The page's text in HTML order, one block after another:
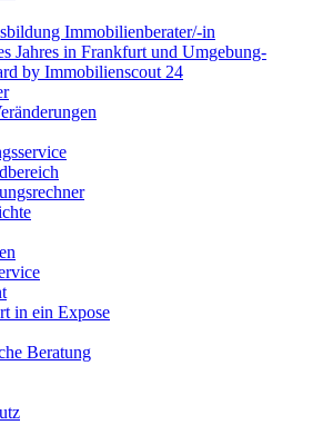
Immobilienberater/-in
Jahres in Frankfurt und Umgebung-
by Immobilienscout 24
in ein Expose
Beratung